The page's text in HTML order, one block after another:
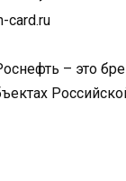
card.ru
– это